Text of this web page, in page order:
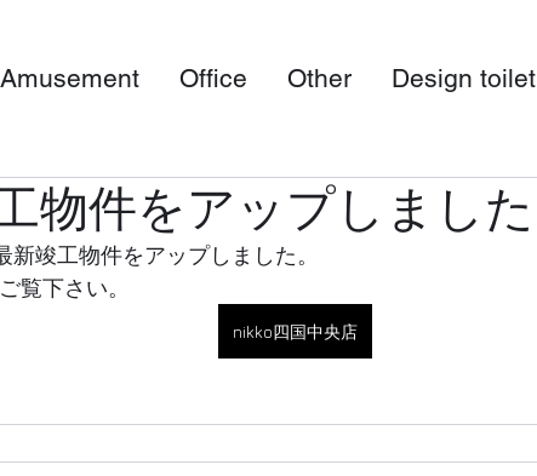
Amusement Office Other Design toilet
物件をアップしました
竣工物件をアップしました。
覧下さい。
nikko四国中央店